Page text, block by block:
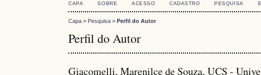
CAPA SOBRE ACESSO CADASTRO PESQUISA
Capa > Pesquisa >Perfil do Autor
Perfil do Autor
Giacomelli, Marenilce de Souza, UCS -